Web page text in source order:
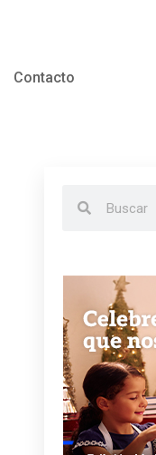
Contacto